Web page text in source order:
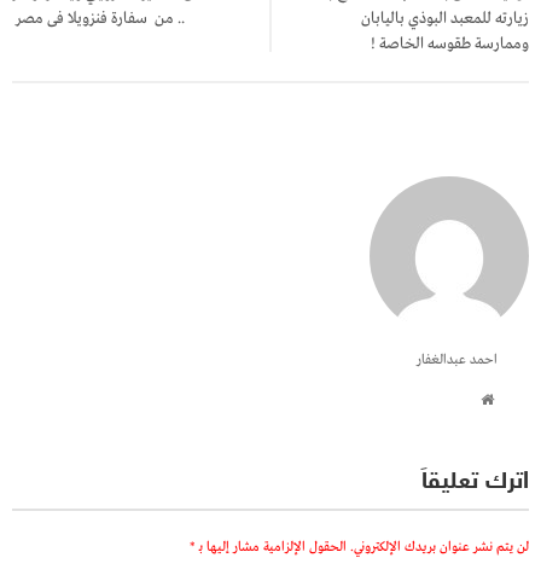
زيارته للمعبد البوذي باليابان
وممارسة طقوسه الخاصة !
.. من سفارة فنزويلا فى مصر
احمد عبدالغفار
اترك تعليقاً
لن يتم نشر عنوان بريدك الإلكتروني. الحقول الإلزامية مشار إليها بـ *